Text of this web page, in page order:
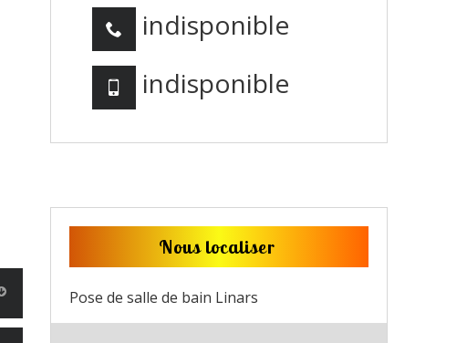
indisponible
indisponible
Nous localiser
Pose de salle de bain Linars